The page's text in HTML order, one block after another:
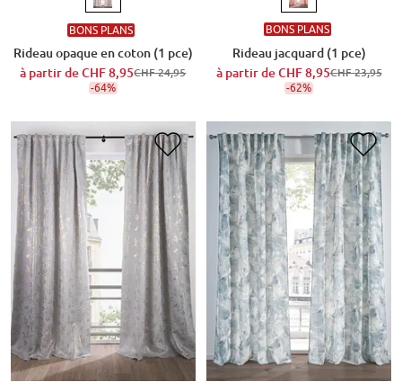
BONS PLANS
Rideau opaque en coton (1 pce)
à partir deCHF 8,95CHF 24,95
-64%
BONS PLANS
Rideau jacquard (1 pce)
à partir deCHF 8,95CHF 23,95
-62%